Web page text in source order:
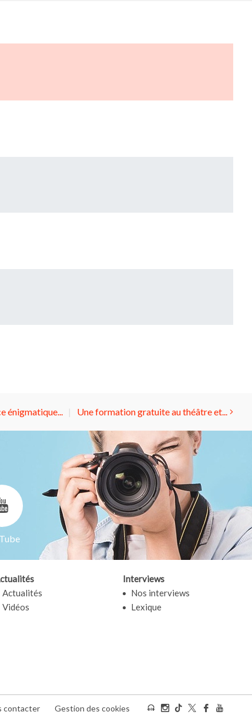
énigmatique... Une formation gratuite au théâtre et...
Actualités
Vidéos
Interviews
Nos interviews
Lexique
contacter Gestion des cookies